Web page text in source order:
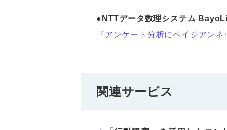
●NTTデータ数理システム
『アンケート分析にベイジアン
関連サービス